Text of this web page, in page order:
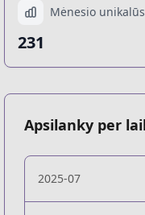
Mėnesio
231
Apsilanky per
2025-07